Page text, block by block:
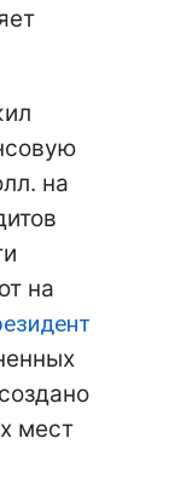
на
на
мест